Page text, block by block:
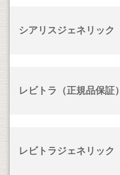
シアリスジェネリック
レビトラ（正規品保証）
レビトラジェネリック